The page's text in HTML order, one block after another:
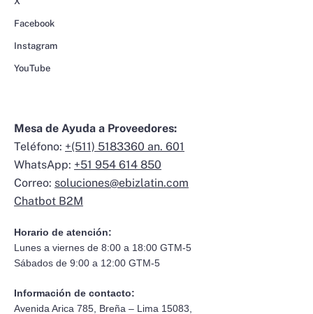
Facebook
Instagram
YouTube
Mesa de Ayuda a Proveedores:
Teléfono: +(511) 5183360 an. 601
WhatsApp: +51 954 614 850
Correo: soluciones@ebizlatin.com
Chatbot B2M
Horario de atención:
Lunes a viernes de 8:00 a 18:00 GTM-5
Sábados de 9:00 a 12:00 GTM-5
Información de contacto:
Avenida Arica 785, Breña – Lima 15083,